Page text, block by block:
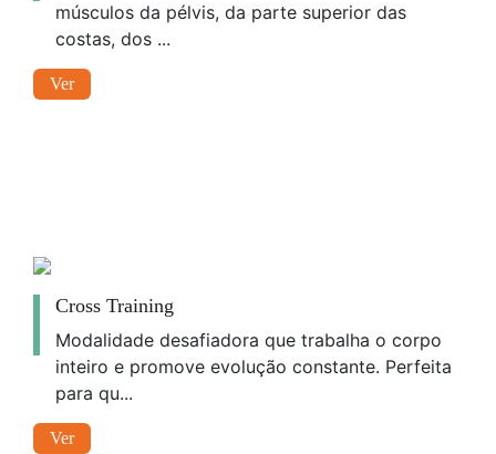
músculos da pélvis, da parte superior das
costas, dos ...
Ver
Cross Training
Modalidade desafiadora que trabalha o corpo
inteiro e promove evolução constante. Perfeita
para qu...
Ver